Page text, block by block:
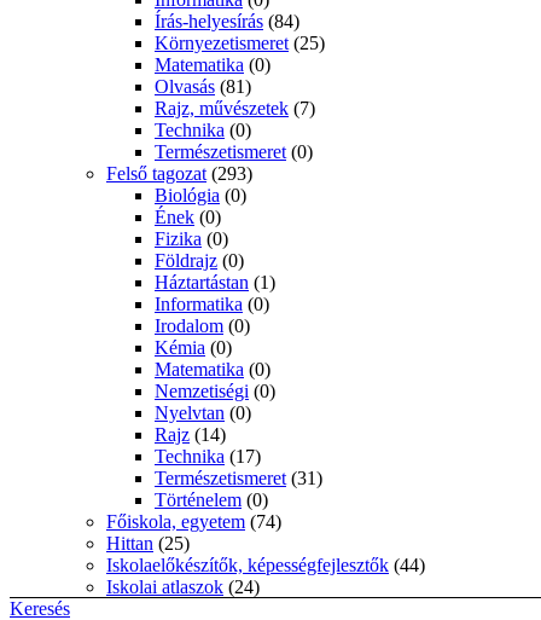
Írás-helyesírás (84)
Környezetismeret (25)
Matematika (0)
Olvasás (81)
Rajz, művészetek (7)
Technika (0)
Természetismeret (0)
Felső tagozat (293)
Biológia (0)
Ének (0)
Fizika (0)
Földrajz (0)
Háztartástan (1)
Informatika (0)
Irodalom (0)
Kémia (0)
Matematika (0)
Nemzetiségi (0)
Nyelvtan (0)
Rajz (14)
Technika (17)
Természetismeret (31)
Történelem (0)
Főiskola, egyetem (74)
Hittan (25)
Iskolaelőkészítők, képességfejlesztők (44)
Iskolai atlaszok (24)
Keresés